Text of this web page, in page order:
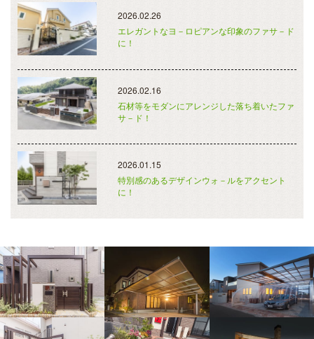
2026.02.26
エレガントなヨ－ロピアンな印象のファサ－ド
に！
2026.02.16
石材等をモダンにアレンジした落ち着いたファ
サ－ド！
2026.01.15
特別感のあるデザインウォ－ルをアクセント
に！